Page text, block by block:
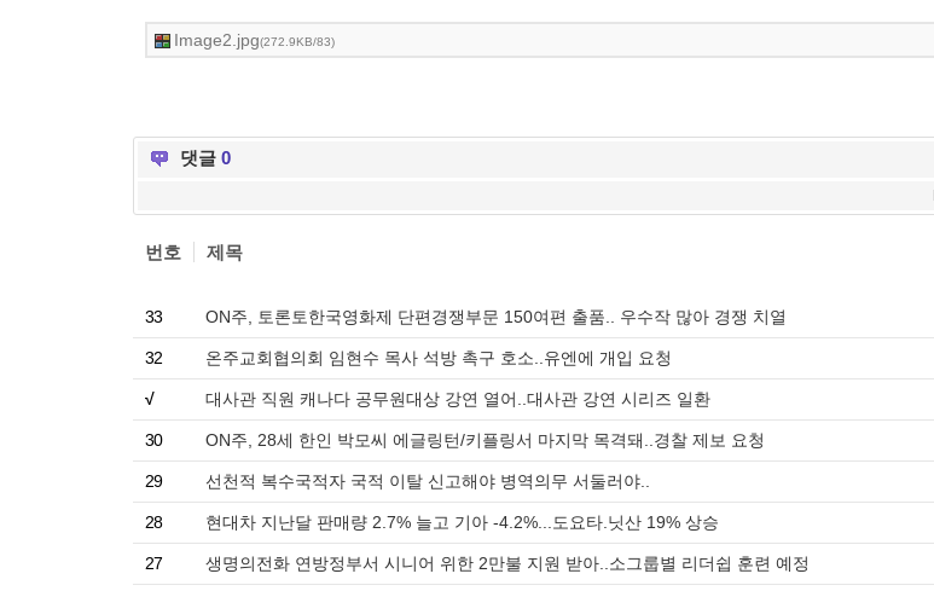
Image2.jpg(272.9KB/83)
댓글 0
번호 제목
33 ON주, 토론토한국영화제 단편경쟁부문 150여편 출품.. 우수작 많아 경쟁 치열
32 온주교회협의회 임현수 목사 석방 촉구 호소..유엔에 개입 요청
√ 대사관 직원 캐나다 공무원대상 강연 열어..대사관 강연 시리즈 일환
30 ON주, 28세 한인 박모씨 에글링턴/키플링서 마지막 목격돼..경찰 제보 요청
29 선천적 복수국적자 국적 이탈 신고해야 병역의무 서둘러야..
28 현대차 지난달 판매량 2.7% 늘고 기아 -4.2%...도요타.닛산 19% 상승
27 생명의전화 연방정부서 시니어 위한 2만불 지원 받아..소그룹별 리더쉽 훈련 예정